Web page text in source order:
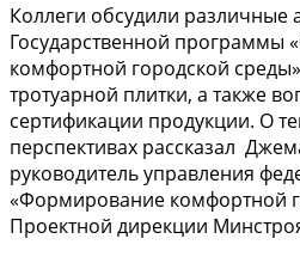
Коллеги обсудили различные
Государственной программы
комфортной городской
тротуарной плитки, а также
сертификации продукции. О
перспективах рассказал
руководитель управления
«Формирование комфортной
Проектной дирекции